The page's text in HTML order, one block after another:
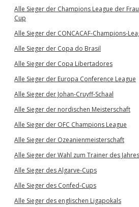
Alle Sieger der Champions League der
Cup
Alle Sieger der CONCACAF-Champions-
Alle Sieger der Copa do Brasil
Alle Sieger der Copa Libertadores
Alle Sieger der Europa Conference League
Alle Sieger der Johan-Cruyff-Schaal
Alle Sieger der nordischen Meisterschaft
Alle Sieger der OFC Champions League
Alle Sieger der Ozeanienmeisterschaft
Alle Sieger der Wahl zum Trainer des
Alle Sieger des Algarve-Cups
Alle Sieger des Confed-Cups
Alle Sieger des englischen Ligapokals